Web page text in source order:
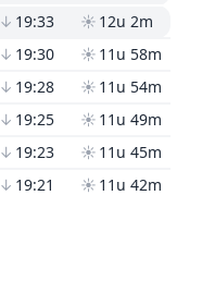
↓ 19:33 ☀ 12u 2m
↓ 19:30 ☀ 11u 58m
↓ 19:28 ☀ 11u 54m
↓ 19:25 ☀ 11u 49m
↓ 19:23 ☀ 11u 45m
↓ 19:21 ☀ 11u 42m